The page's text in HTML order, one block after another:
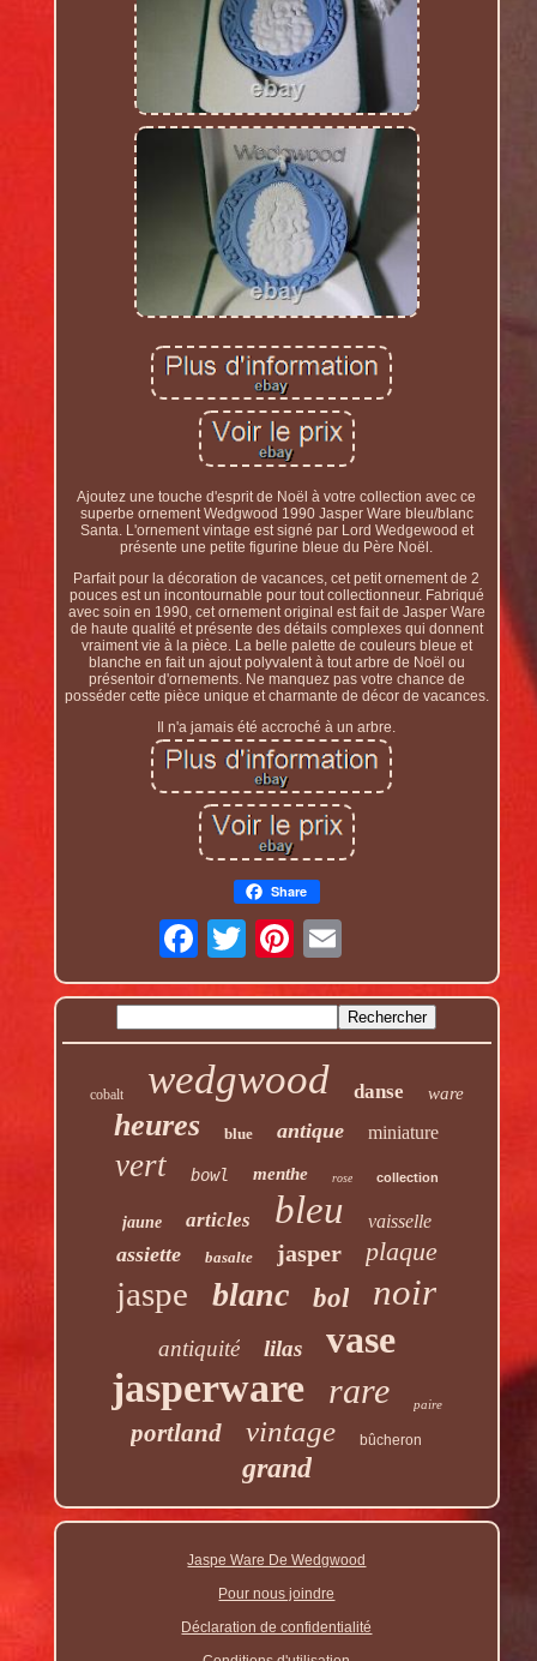
Ajoutez une touche d'esprit de Noël à votre collection avec ce
superbe ornement Wedgwood 1990 Jasper Ware bleu/blanc
Santa. L'ornement vintage est signé par Lord Wedgewood et
présente une petite figurine bleue du Père Noël.
Parfait pour la décoration de vacances, cet petit ornement de 2
pouces est un incontournable pour tout collectionneur. Fabriqué
avec soin en 1990, cet ornement original est fait de Jasper Ware
de haute qualité et présente des détails complexes qui donnent
vraiment vie à la pièce. La belle palette de couleurs bleue et
blanche en fait un ajout polyvalent à tout arbre de Noël ou
présentoir d'ornements. Ne manquez pas votre chance de
posséder cette pièce unique et charmante de décor de vacances.
Il n'a jamais été accroché à un arbre.
Share
cobalt wedgwood danse ware
heures blue antique miniature
vert bowl menthe rose collection
jaune articles bleu vaisselle
assiette basalte jasper plaque
jaspe blanc bol noir
antiquité lilas vase
jasperware rare paire
portland vintage bûcheron
grand
Jaspe Ware De Wedgwood
Pour nous joindre
Déclaration de confidentialité